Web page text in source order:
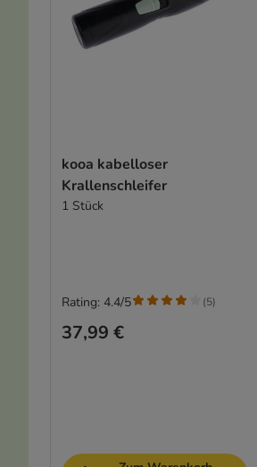
kooa kabelloser
Krallenschleifer
1 Stück
37,99 €
Rating: 4.4/5 (5)